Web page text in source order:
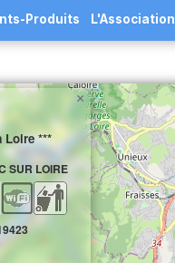
Produits L'Association
Loire ***
SUR LOIRE
×